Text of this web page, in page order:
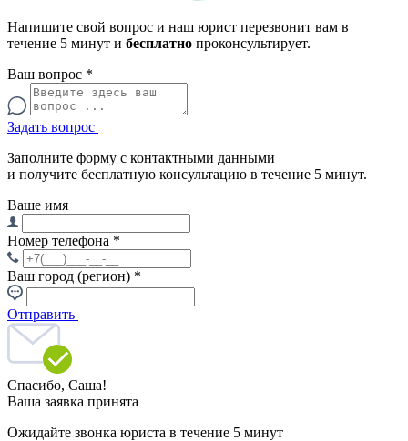
Напишите свой вопрос и наш юрист перезвонит вам в
течение 5 минут и бесплатно проконсультирует.
Ваш вопрос *
Задать вопрос
Заполните форму с контактными данными
и получите бесплатную консультацию в течение 5 минут.
Ваше имя
Номер телефона *
Ваш город (регион) *
Отправить
Спасибо, Саша!
Ваша заявка принята
Ожидайте звонка юриста в течение 5 минут